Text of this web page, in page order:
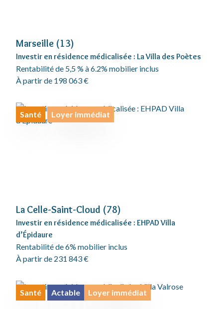
Marseille (13)
Investir en résidence médicalisée : La Villa des Poètes
Rentabilité de 5,5 % à 6.2% mobilier inclus
À partir de 198 063 €
Santé Loyer immédiat
La Celle-Saint-Cloud (78)
Investir en résidence médicalisée : EHPAD Villa
d’Épidaure
Rentabilité de 6% mobilier inclus
À partir de 231 843 €
Santé Actable Loyer immédiat